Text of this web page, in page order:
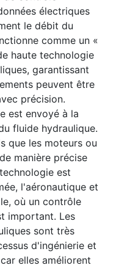
électriques
le débit du
comme un «
haute technologie
garantissant
peuvent être
précision.
est envoyé à la
fluide hydraulique.
que les moteurs ou
manière précise
est
l'aéronautique et
où un contrôle
important. Les
sont très
d'ingénierie et
elles améliorent